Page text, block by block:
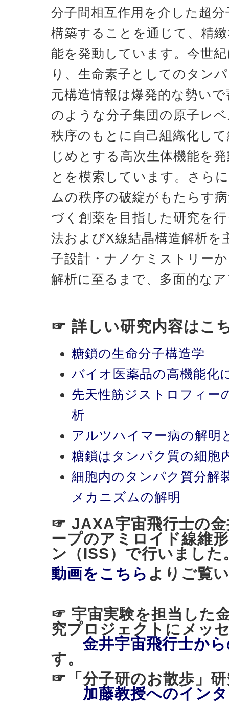
分子間相互作用を介した超
構築することを通じて、精
能を発動しています。今世
り、生命素子としてのタン
元構造情報は爆発的な勢い
のような分子集団の原子レ
秩序のもとに自己組織化し
じめとする高次生体機能を
とを模索しています。さら
ムの秩序の破綻がもたらす
づく創薬を目指した研究を
法およびX線結晶構造解析を
子設計・ナノケミストリー
解析に至るまで、多面的な
☞ 詳しい研究内容はこ
糖鎖の生命分子構造学
バイオ医薬品の高機能化
先天性筋ジストロフィー
析
アルツハイマー病の解明
糖鎖はタンパク質の細胞
細胞内のタンパク質分解
メカニズムの解明
☞ JAXA宇宙飛行士の金
ープのアミロイド線維
ン（ISS）で行いました
動画をこちら よりご覧
☞ 宇宙実験を担当した
究プロジェクトにメッ
金井宇宙飛行士か
す。
☞「分子研のお散歩
加藤教授へのイン